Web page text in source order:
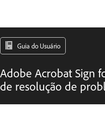
Guia do Usuário
Adobe Acrobat Sign
de resolução de